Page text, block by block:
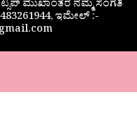
ಮುಖಾಂತರ ನಮ್ಮ ಸಂಗತಿ
ಇಮೇಲ್ :-